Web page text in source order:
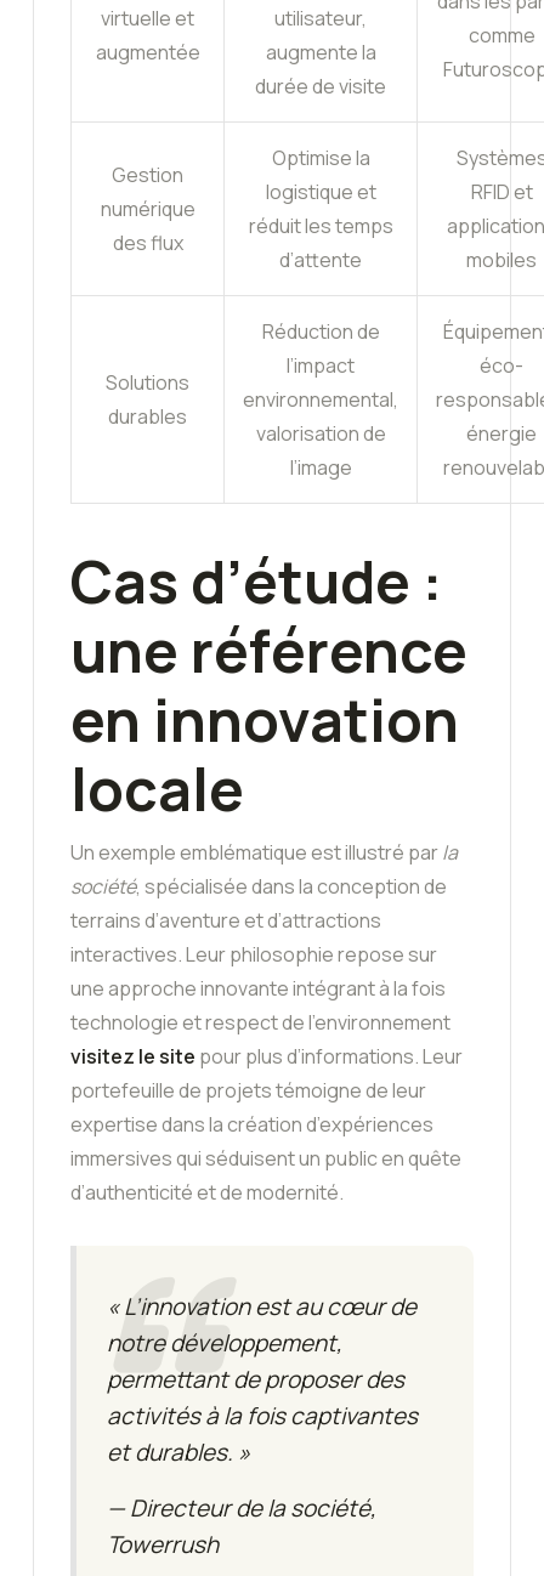
virtuelle et
augmentée
utilisateur,
augmente la
durée de visite
comme
Gestion
numérique
des flux
Optimise la
logistique et
réduit les temps
d’attente
RFID et
mobiles
Solutions
durables
Réduction de
l’impact
environnemental,
valorisation de
l’image
éco-
énergie
Cas d’étude :
une référence
en innovation
locale
Un exemple emblématique est illustré parla
société, spécialisée dans la conception de
terrains d’aventure et d’attractions
interactives. Leur philosophie repose sur
une approche innovante intégrant à la fois
technologie et respect de l’environnement
visitez le site pour plus d’informations. Leur
portefeuille de projets témoigne de leur
expertise dans la création d’expériences
immersives qui séduisent un public en quête
d’authenticité et de modernité.
« L’innovation est au cœur de
notre développement,
permettant de proposer des
activités à la fois captivantes
et durables. »
— Directeur de la société,
Towerrush